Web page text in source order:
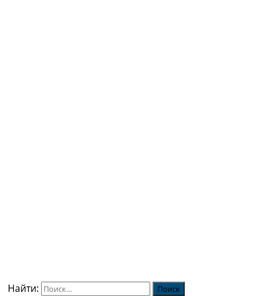
Найти: